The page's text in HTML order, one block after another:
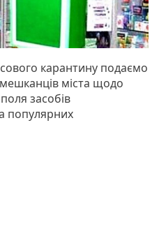
карантину подаємо
міста щодо
засобів
популярних